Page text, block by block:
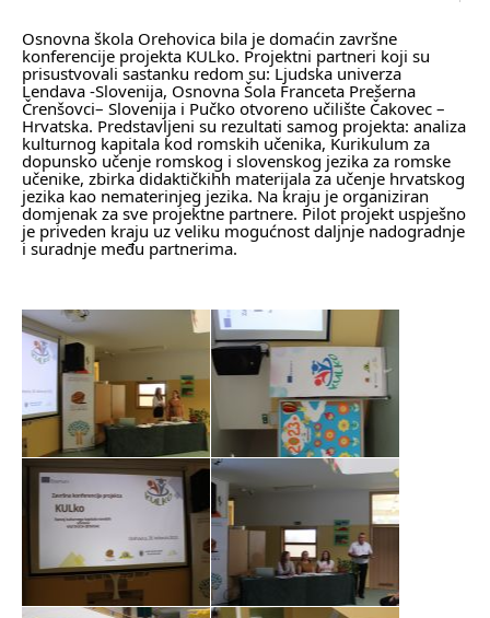
Osnovna škola Orehovica bila je domaćin završne
konferencije projekta KULko. Projektni partneri koji su
prisustvovali sastanku redom su: Ljudska univerza
Lendava -Slovenija, Osnovna Šola Franceta Prešerna
Črenšovci– Slovenija i Pučko otvoreno učilište Čakovec –
Hrvatska. Predstavljeni su rezultati samog projekta: analiza
kulturnog kapitala kod romskih učenika, Kurikulum za
dopunsko učenje romskog i slovenskog jezika za romske
učenike, zbirka didaktičkihh materijala za učenje hrvatskog
jezika kao nematerinjeg jezika. Na kraju je organiziran
domjenak za sve projektne partnere. Pilot projekt uspješno
je priveden kraju uz veliku mogućnost daljnje nadogradnje
i suradnje među partnerima.